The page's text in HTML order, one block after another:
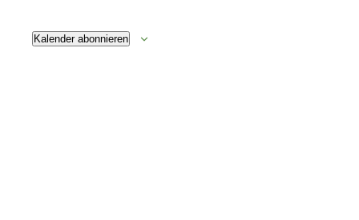
Kalender abonnieren